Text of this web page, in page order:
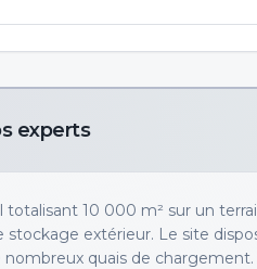
experts
totalisant 10 000 m² sur un
stockage extérieur. Le site
nombreux quais de